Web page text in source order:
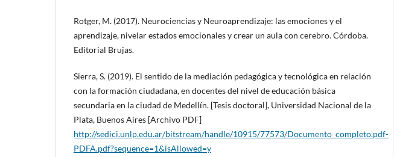
Rotger, M. (2017). Neurociencias y Neuroaprendizaje: las emociones y el
aprendizaje, nivelar estados emocionales y crear un aula con cerebro. Córdoba.
Editorial Brujas.
Sierra, S. (2019). El sentido de la mediación pedagógica y tecnológica en relación
con la formación ciudadana, en docentes del nivel de educación básica
secundaria en la ciudad de Medellín. [Tesis doctoral], Universidad Nacional de la
Plata, Buenos Aires [Archivo PDF]
http://sedici.unlp.edu.ar/bitstream/handle/10915/77573/Documento_completo.pdf-
PDFA.pdf?sequence=1&isAllowed=y